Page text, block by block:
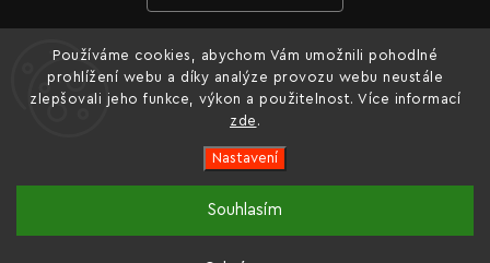
Používáme cookies, abychom Vám umožnili pohodlné
prohlížení webu a díky analýze provozu webu neustále
zlepšovali jeho funkce, výkon a použitelnost. Více informací
zde .
Nastavení
Souhlasím
Oficiální e-shop značky nářadí Dnipro-M pro Česko a
Slovensko.
PŘIJÍMÁME ONLINE PLATBY